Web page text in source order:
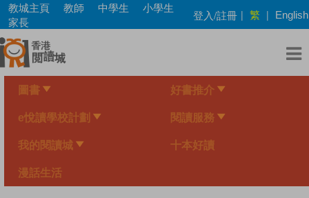
Skip
main
content
教城主頁 教師 中學生
小學生
家長
登入/註冊 | 繁 | English
圖書 好書推介
e悅讀學校計劃 閱讀服務
我的閱讀城 十本好讀
漫話生活